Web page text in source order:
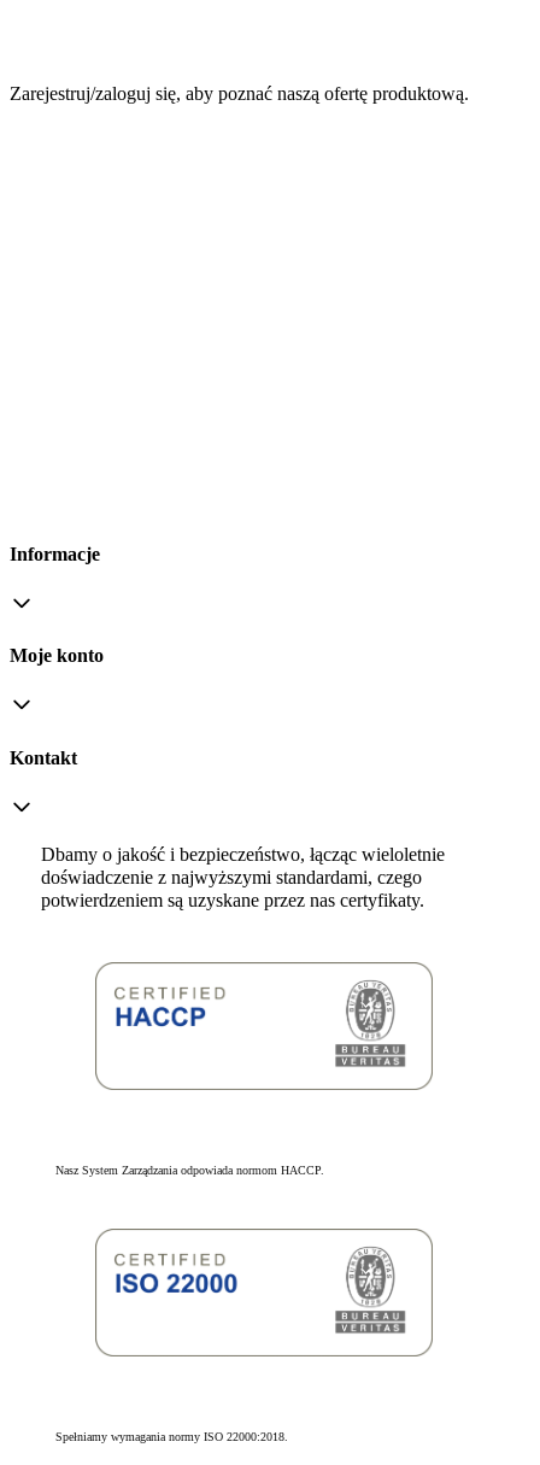
Zarejestruj/zaloguj się, aby poznać naszą ofertę produktową.
Informacje
Moje konto
Kontakt
Dbamy o jakość i bezpieczeństwo, łącząc wieloletnie
doświadczenie z najwyższymi standardami, czego
potwierdzeniem są uzyskane przez nas certyfikaty.
Nasz System Zarządzania odpowiada normom HACCP.
Spełniamy wymagania normy ISO 22000:2018.